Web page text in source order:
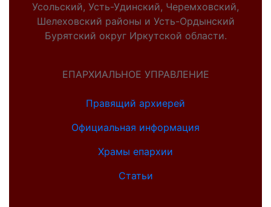
Усольский, Усть-Удинский, Черемховский,
Шелеховский районы и Усть-Ордынский
Бурятский округ Иркутской области.
ЕПАРХИАЛЬНОЕ УПРАВЛЕНИЕ
Правящий архиерей
Официальная информация
Храмы епархии
Статьи